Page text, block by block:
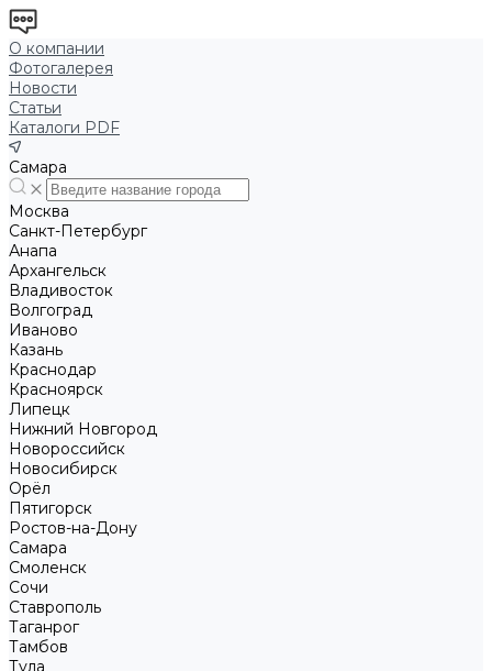
О компании
Фотогалерея
Новости
Статьи
Каталоги PDF
Самара
Москва
Санкт-Петербург
Анапа
Архангельск
Владивосток
Волгоград
Иваново
Казань
Краснодар
Красноярск
Липецк
Нижний Новгород
Новороссийск
Новосибирск
Орёл
Пятигорск
Ростов-на-Дону
Самара
Смоленск
Сочи
Ставрополь
Таганрог
Тамбов
Тула